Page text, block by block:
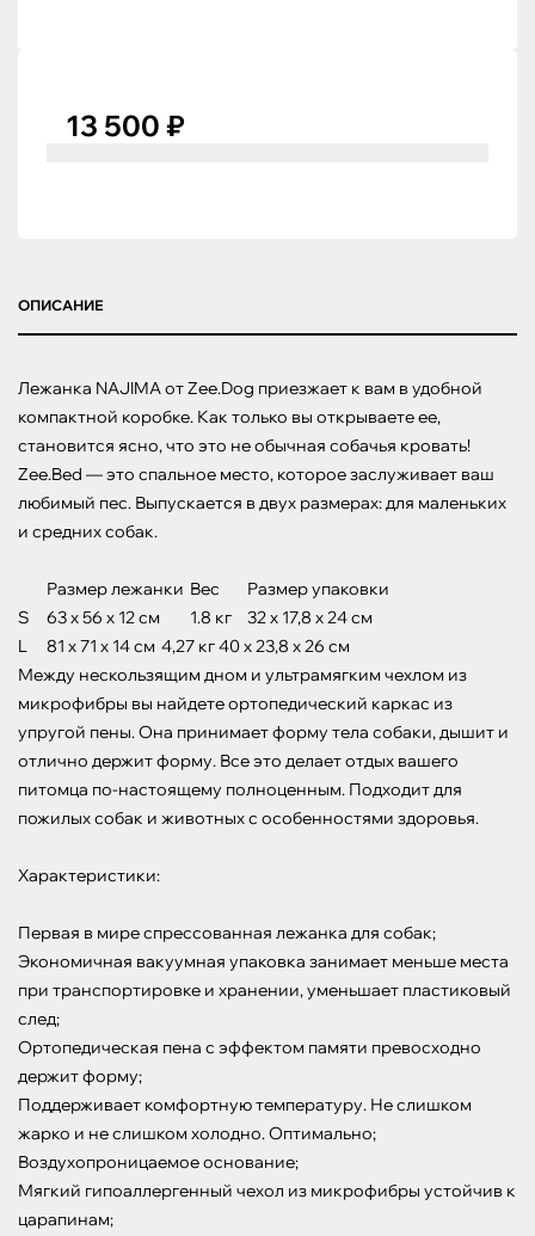
13 500 ₽
ОПИСАНИЕ
Лежанка NAJIMA от Zee.Dog приезжает к вам в удобной
компактной коробке. Как только вы открываете ее,
становится ясно, что это не обычная собачья кровать!
Zee.Bed — это спальное место, которое заслуживает ваш
любимый пес. Выпускается в двух размерах: для маленьких
и средних собак.
S	63 x 56 x 12 см	1.8 кг	32 x 17,8 x 24 см
L	81 x 71 x 14 см	4,27 кг	40 x 23,8 x 26 см
Между нескользящим дном и ультрамягким чехлом из
микрофибры вы найдете ортопедический каркас из
упругой пены. Она принимает форму тела собаки, дышит и
отлично держит форму. Все это делает отдых вашего
питомца по-настоящему полноценным. Подходит для
пожилых собак и животных с особенностями здоровья.
Характеристики:
Первая в мире спрессованная лежанка для собак;
Экономичная вакуумная упаковка занимает меньше места
при транспортировке и хранении, уменьшает пластиковый
след;
Ортопедическая пена с эффектом памяти превосходно
держит форму;
Поддерживает комфортную температуру. Не слишком
жарко и не слишком холодно. Оптимально;
Воздухопроницаемое основание;
Мягкий гипоаллергенный чехол из микрофибры устойчив к
царапинам;